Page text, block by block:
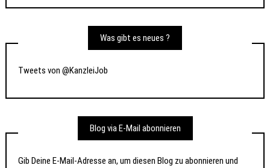
Was gibt es neues ?
Tweets von @KanzleiJob
Blog via E-Mail abonnieren
Gib Deine E-Mail-Adresse an, um diesen Blog zu abonnieren und